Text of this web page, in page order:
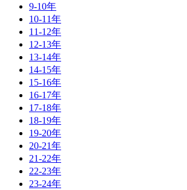
9-10年
10-11年
11-12年
12-13年
13-14年
14-15年
15-16年
16-17年
17-18年
18-19年
19-20年
20-21年
21-22年
22-23年
23-24年